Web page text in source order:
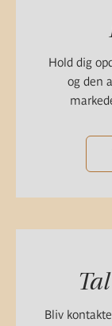
Hold dig
og den
Bliv